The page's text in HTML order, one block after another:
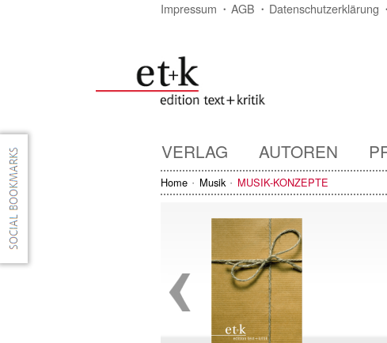
Impressum AGB Datenschutzerklärung
VERLAG AUTOREN
Home Musik MUSIK-KONZEPTE